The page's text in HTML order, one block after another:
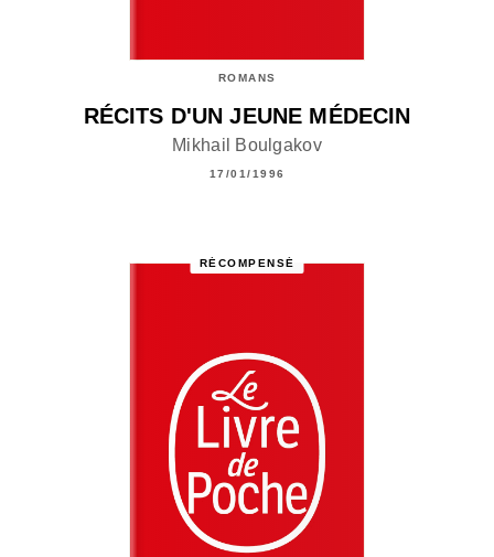
ROMANS
RÉCITS D'UN JEUNE MÉDECIN
Mikhail Boulgakov
17/01/1996
RÉCOMPENSÉ